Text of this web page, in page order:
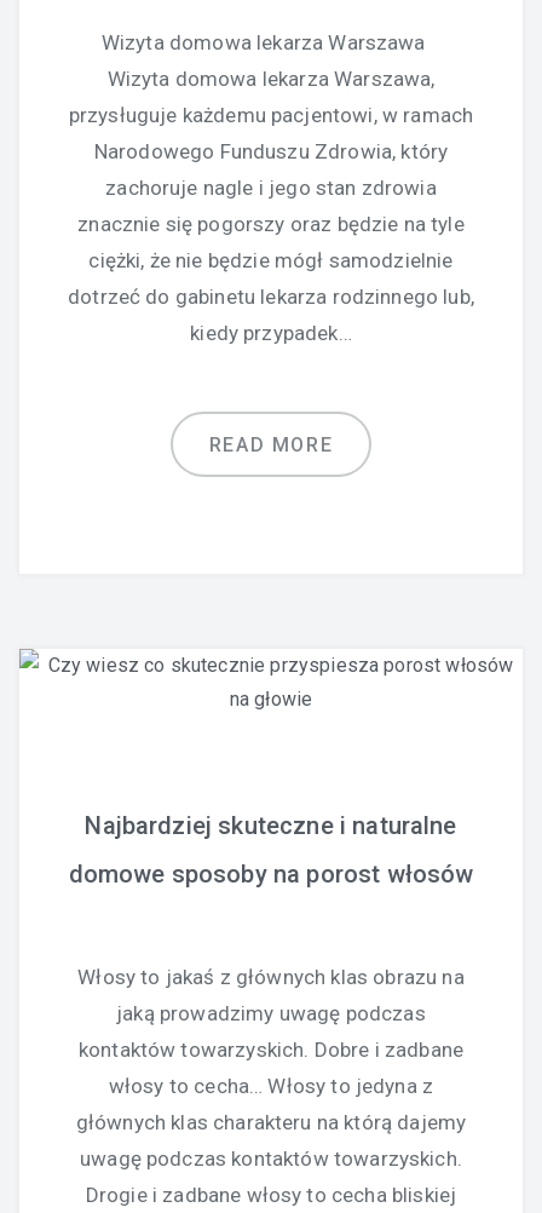
Wizyta domowa lekarza Warszawa
Wizyta domowa lekarza Warszawa,
przysługuje każdemu pacjentowi, w ramach
Narodowego Funduszu Zdrowia, który
zachoruje nagle i jego stan zdrowia
znacznie się pogorszy oraz będzie na tyle
ciężki, że nie będzie mógł samodzielnie
dotrzeć do gabinetu lekarza rodzinnego lub,
kiedy przypadek…
READ MORE
Najbardziej skuteczne i naturalne
domowe sposoby na porost włosów
Włosy to jakaś z głównych klas obrazu na
jaką prowadzimy uwagę podczas
kontaktów towarzyskich. Dobre i zadbane
włosy to cecha… Włosy to jedyna z
głównych klas charakteru na którą dajemy
uwagę podczas kontaktów towarzyskich.
Drogie i zadbane włosy to cecha bliskiej